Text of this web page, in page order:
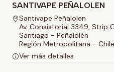
SANTIVAPE PEÑALOLEN
Santivape Peñalolen
Av. Consistorial 3349, Strip
Santiago - Peñalolén
Región Metropolitana - Chile
Ver más detalles